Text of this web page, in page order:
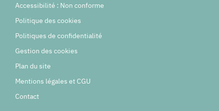
Accessibilité : Non conforme
Politique des cookies
Politiques de confidentialité
Gestion des cookies
Plan du site
Mentions légales et CGU
Contact